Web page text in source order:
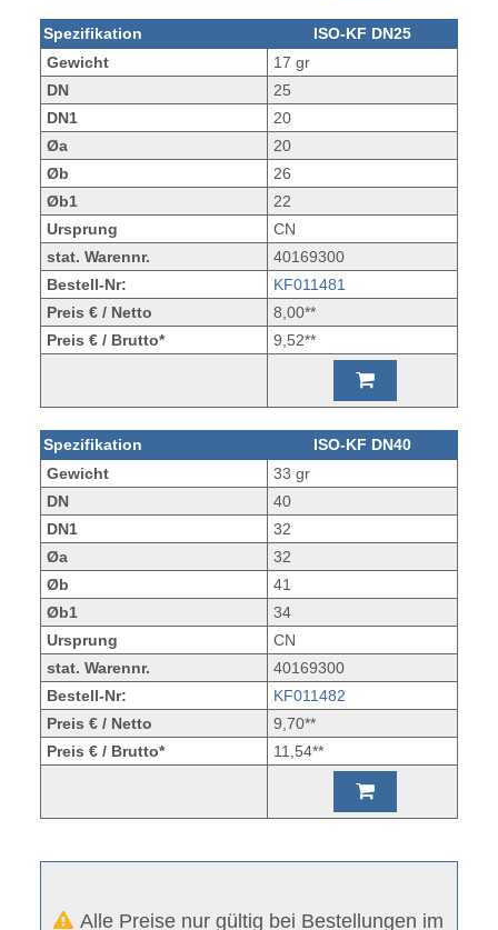
Spezifikation
ISO-KF DN25
Gewicht
17 gr
DN
25
DN1
20
Øa
20
Øb
26
Øb1
22
Ursprung
CN
stat. Warennr.
40169300
Bestell-Nr:
KF011481
Preis € / Netto
8,00**
Preis € / Brutto*
9,52**
Spezifikation
ISO-KF DN40
Gewicht
33 gr
DN
40
DN1
32
Øa
32
Øb
41
Øb1
34
Ursprung
CN
stat. Warennr.
40169300
Bestell-Nr:
KF011482
Preis € / Netto
9,70**
Preis € / Brutto*
11,54**
Alle Preise nur gültig bei Bestellungen im